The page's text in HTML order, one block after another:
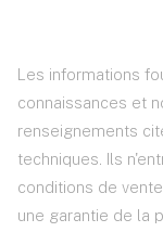
Les informations
connaissances et
renseignements
techniques. Ils
conditions de
une garantie de la